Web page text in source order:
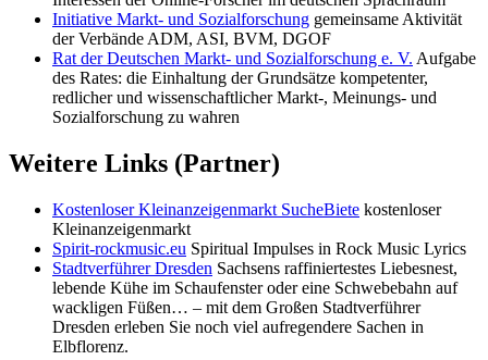
Initiative Markt- und Sozialforschung gemeinsame Aktivität
der Verbände ADM, ASI, BVM, DGOF
Rat der Deutschen Markt- und Sozialforschung e. V. Aufgabe
des Rates: die Einhaltung der Grundsätze kompetenter,
redlicher und wissenschaftlicher Markt-, Meinungs- und
Sozialforschung zu wahren
Weitere Links (Partner)
Kostenloser Kleinanzeigenmarkt SucheBiete kostenloser
Kleinanzeigenmarkt
Spirit-rockmusic.eu Spiritual Impulses in Rock Music Lyrics
Stadtverführer Dresden Sachsens raffiniertestes Liebesnest,
lebende Kühe im Schaufenster oder eine Schwebebahn auf
wackligen Füßen… – mit dem Großen Stadtverführer
Dresden erleben Sie noch viel aufregendere Sachen in
Elbflorenz.